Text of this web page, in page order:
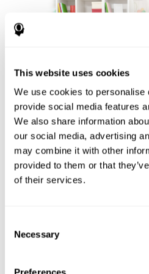
This website uses cookies
We use cookies to personalise
provide social media features
We also share information
our social media, advertising
may combine it with other
provided to them or that
of their services.
Selection
Necessary
عشاق
للعبة، مما يمكّن اللاعبين من
الاستراتيجيات وحتى
مختلفة ومواقع جغرافية